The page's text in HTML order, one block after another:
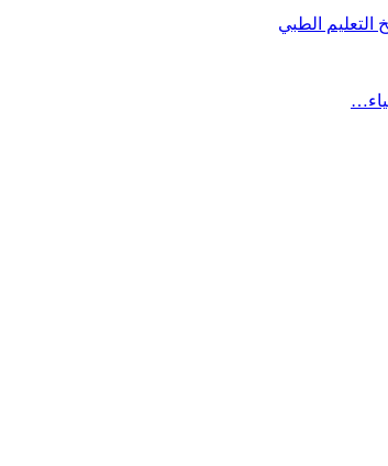
الطبي